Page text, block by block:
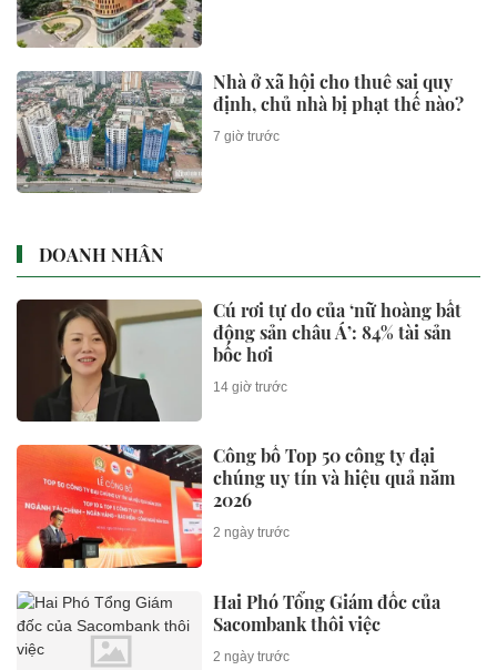
Nhà ở xã hội cho thuê sai quy
định, chủ nhà bị phạt thế nào?
7 giờ trước
DOANH NHÂN
Cú rơi tự do của ‘nữ hoàng bất
động sản châu Á’: 84% tài sản
bốc hơi
14 giờ trước
Công bố Top 50 công ty đại
chúng uy tín và hiệu quả năm
2026
2 ngày trước
Hai Phó Tổng Giám đốc của
Sacombank thôi việc
2 ngày trước